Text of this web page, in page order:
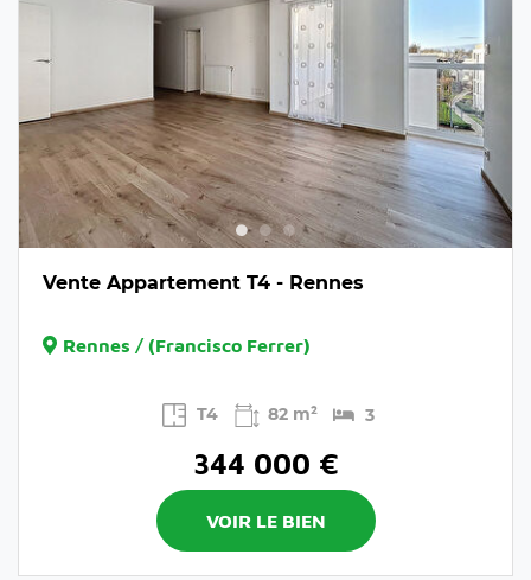
Vente Appartement T4 - Rennes
Rennes / (Francisco Ferrer)
T4 82 m² 3
344 000 €
VOIR LE BIEN